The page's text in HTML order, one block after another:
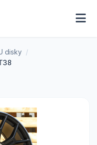
disky